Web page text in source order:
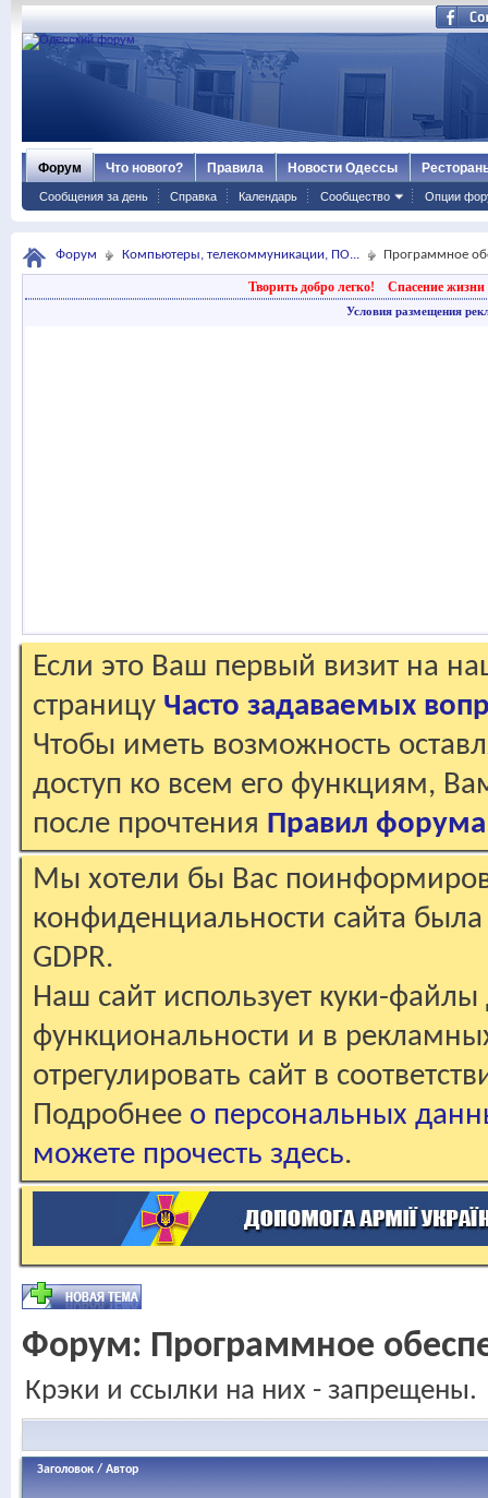
Форум
Сообщения за день Справка Календарь Сообщество Опции
Что нового? Правила Новости Одессы
Форум Компьютеры, телекоммуникации, ПО... Программное
Творить добро легко! Спасение жизни
Условия размещения
Если это Ваш первый визит на
страницу Часто задаваемых
Чтобы иметь возможность
доступ ко всем его функциям,
после прочтения Правил форума
Мы хотели бы Вас
конфиденциальности сайта
GDPR.
Наш сайт использует куки-файлы
функциональности и в
отрегулировать сайт в
Подробнее о персональных
можете прочесть здесь.
Форум: Программное
Крэки и ссылки на них - запрещены.
Заголовок / Автор